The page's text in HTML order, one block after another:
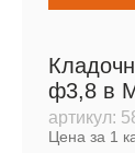
ф3,8 в
артикул:
Цена за 1